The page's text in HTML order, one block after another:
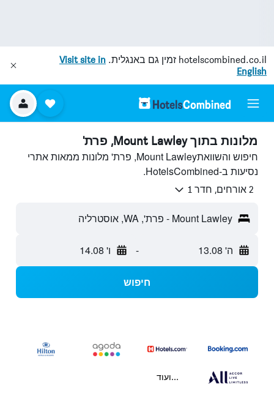
hotelscombined.co.il זמין גם באנגלית. Visit site in
English
מלונות בתוך Mount Lawley, פרת'
חיפוש והשוואתMount Lawley, פרת' מלונות ממאות אתרי
נסיעות ב-HotelsCombined.
2 אורחים, חדר 1
Mount Lawley - פרת', WA, אוסטרליה
ה' 13.08 - ו' 14.08
חיפוש
...ועוד